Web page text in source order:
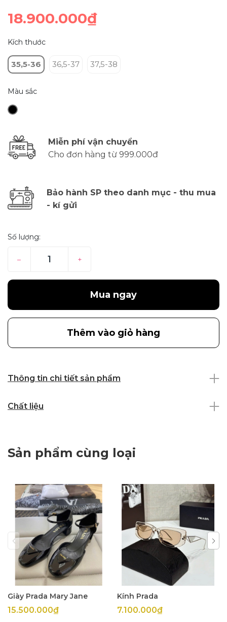
18.900.000₫
Kích thước
35,5-36 36,5-37 37,5-38
Màu sắc
Miễn phí vận chuyển
Cho đơn hàng từ 999.000đ
Bảo hành SP theo danh mục - thu mua
- kí gửi
Số lượng:
– +
Mua ngay
Thêm vào giỏ hàng
Thông tin chi tiết sản phẩm
Chất liệu
Sản phẩm cùng loại
Giày Prada Mary Jane
15.500.000₫
Kính Prada
7.100.000₫